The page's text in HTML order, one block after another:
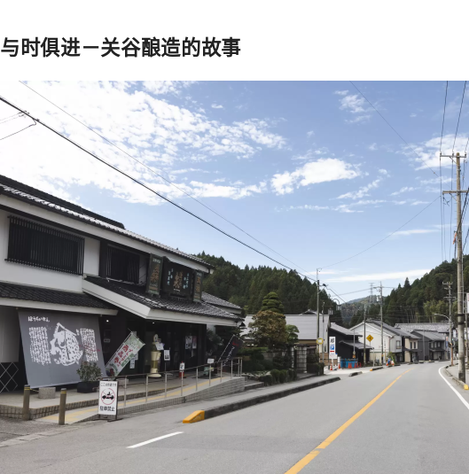
与时俱进－关谷酿造的故事